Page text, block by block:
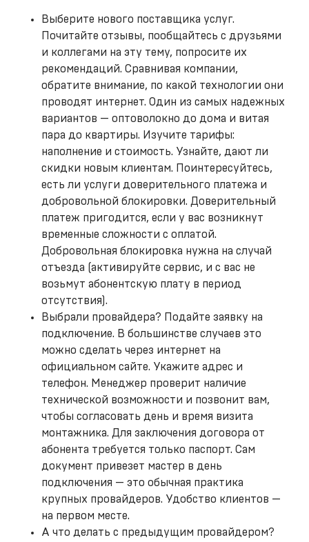
Выберите нового поставщика услуг.
Почитайте отзывы, пообщайтесь с друзьями
и коллегами на эту тему, попросите их
рекомендаций. Сравнивая компании,
обратите внимание, по какой технологии они
проводят интернет. Один из самых надежных
вариантов — оптоволокно до дома и витая
пара до квартиры. Изучите тарифы:
наполнение и стоимость. Узнайте, дают ли
скидки новым клиентам. Поинтересуйтесь,
есть ли услуги доверительного платежа и
добровольной блокировки. Доверительный
платеж пригодится, если у вас возникнут
временные сложности с оплатой.
Добровольная блокировка нужна на случай
отъезда (активируйте сервис, и с вас не
возьмут абонентскую плату в период
отсутствия).
Выбрали провайдера? Подайте заявку на
подключение. В большинстве случаев это
можно сделать через интернет на
официальном сайте. Укажите адрес и
телефон. Менеджер проверит наличие
технической возможности и позвонит вам,
чтобы согласовать день и время визита
монтажника. Для заключения договора от
абонента требуется только паспорт. Сам
документ привезет мастер в день
подключения — это обычная практика
крупных провайдеров. Удобство клиентов —
на первом месте.
А что делать с предыдущим провайдером?